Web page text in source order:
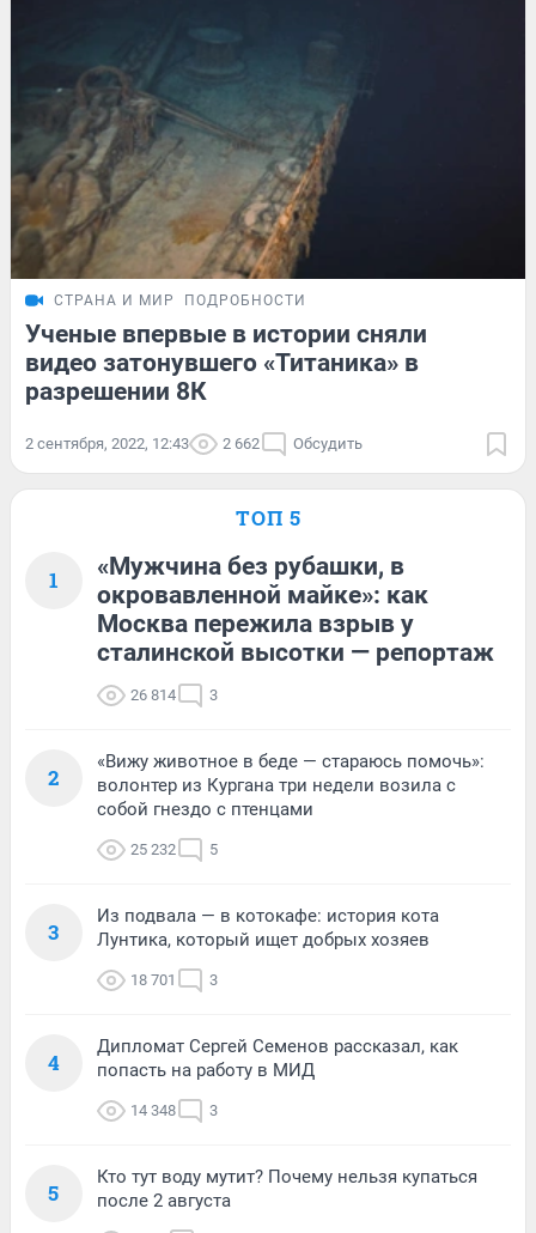
СТРАНА И МИР ПОДРОБНОСТИ
Ученые впервые в истории сняли
видео затонувшего «Титаника» в
разрешении 8К
2 сентября, 2022, 12:43 2 662 Обсудить
ТОП 5
1
«Мужчина без рубашки, в
окровавленной майке»: как
Москва пережила взрыв у
сталинской высотки — репортаж
26 814 3
2
«Вижу животное в беде — стараюсь помочь»:
волонтер из Кургана три недели возила с
собой гнездо с птенцами
25 232 5
3
Из подвала — в котокафе: история кота
Лунтика, который ищет добрых хозяев
18 701 3
4
Дипломат Сергей Семенов рассказал, как
попасть на работу в МИД
14 348 3
5
Кто тут воду мутит? Почему нельзя купаться
после 2 августа